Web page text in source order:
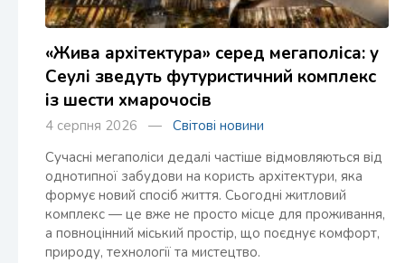
«Жива архітектура» серед мегаполіса: у
Сеулі зведуть футуристичний комплекс
із шести хмарочосів
4 серпня 2026 — Світові новини
Сучасні мегаполіси дедалі частіше відмовляються від
однотипної забудови на користь архітектури, яка
формує новий спосіб життя. Сьогодні житловий
комплекс — це вже не просто місце для проживання,
а повноцінний міський простір, що поєднує комфорт,
природу, технології та мистецтво.